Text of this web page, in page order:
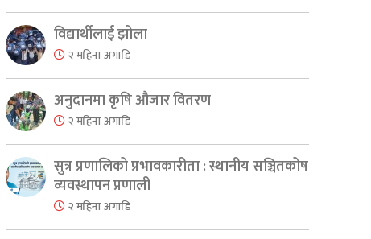
विद्यार्थीलाई झोला
२ महिना अगाडि
अनुदानमा कृषि औजार वितरण
२ महिना अगाडि
सुत्र प्रणालिको प्रभावकारीता : स्थानीय सञ्चितकोष
व्यवस्थापन प्रणाली
२ महिना अगाडि